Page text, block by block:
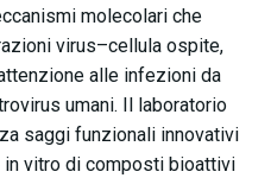
molecolari che
virus–cellula ospite,
alle infezioni da
umani. Il laboratorio
saggi funzionali innovativi
in vitro di composti bioattivi